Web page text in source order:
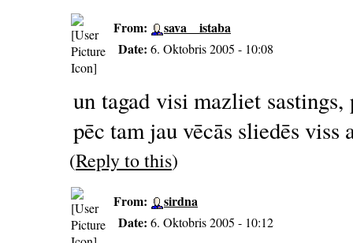
From:
sava__istaba
Date: 6. Oktobris 2005 - 10:08
un tagad visi mazliet
pēc tam jau vēcās sliedēs viss
(Reply to this)
From:
sirdna
Date: 6. Oktobris 2005 - 10:12